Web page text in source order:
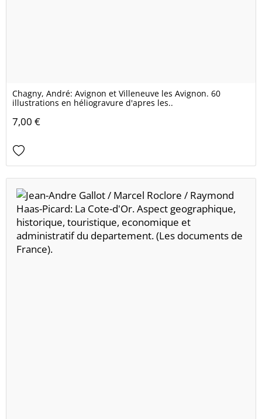
Chagny, André: Avignon et Villeneuve les Avignon. 60
illustrations en héliogravure d'apres les..
7,00 €